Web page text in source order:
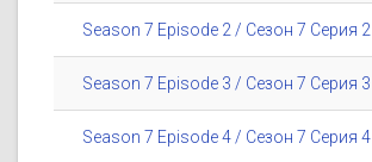
Season 7 Episode 2 / Сезон 7 Серия 2
Season 7 Episode 3 / Сезон 7 Серия 3
Season 7 Episode 4 / Сезон 7 Серия 4